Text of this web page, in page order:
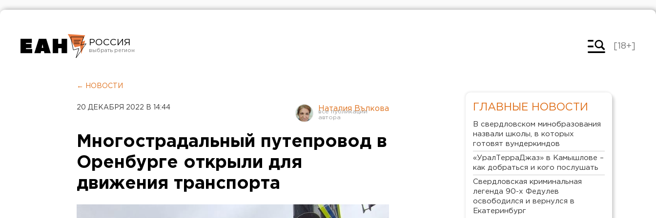
РОССИЯ
Челябинск
[18+]
← НОВОСТИ
20 ДЕКАБРЯ 2022 В 14:44 Наталия Вълкова
Многострадальный путепровод в
Оренбурге открыли для
движения транспорта
ГЛАВНЫЕ НОВОСТИ
В свердловском минобразования
назвали школы, в которых
готовят вундеркиндов
«УралТерраДжаз» в Камышлове –
как добраться и кого послушать
Свердловская криминальная
легенда 90-х Федулев
освободился и вернулся в
Екатеринбург